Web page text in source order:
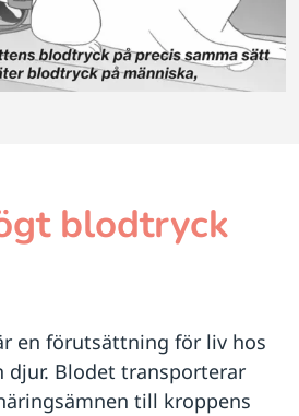
blodtryck
en förutsättning för liv hos
djur. Blodet transporterar
till kroppens